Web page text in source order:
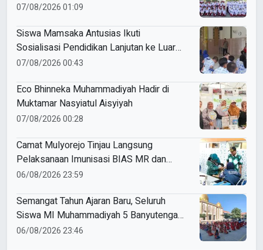
Ke-81 RI Kecamatan Pare
07/08/2026 01:09
Siswa Mamsaka Antusias Ikuti
Sosialisasi Pendidikan Lanjutan ke Luar
Negeri
07/08/2026 00:43
Eco Bhinneka Muhammadiyah Hadir di
Muktamar Nasyiatul Aisyiyah
07/08/2026 00:28
Camat Mulyorejo Tinjau Langsung
Pelaksanaan Imunisasi BIAS MR dan
HPV di SD Muhammadiyah 18 Surabaya
06/08/2026 23:59
Semangat Tahun Ajaran Baru, Seluruh
Siswa MI Muhammadiyah 5 Banyutengah
Ikuti Latihan Tapak Suci Perdana
06/08/2026 23:46